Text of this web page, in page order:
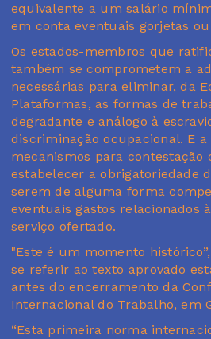
equivalente a um salário
em conta eventuais gorjetas
Os estados-membros que
também se comprometem a
necessárias para eliminar, da
Plataformas, as formas de
degradante e análogo à
discriminação ocupacional. E
mecanismos para contestação
estabelecer a obrigatoriedade
serem de alguma forma
eventuais gastos relacionados
serviço ofertado.
"Este é um momento
se referir ao texto aprovado
antes do encerramento da
Internacional do Trabalho, em
“Esta primeira norma